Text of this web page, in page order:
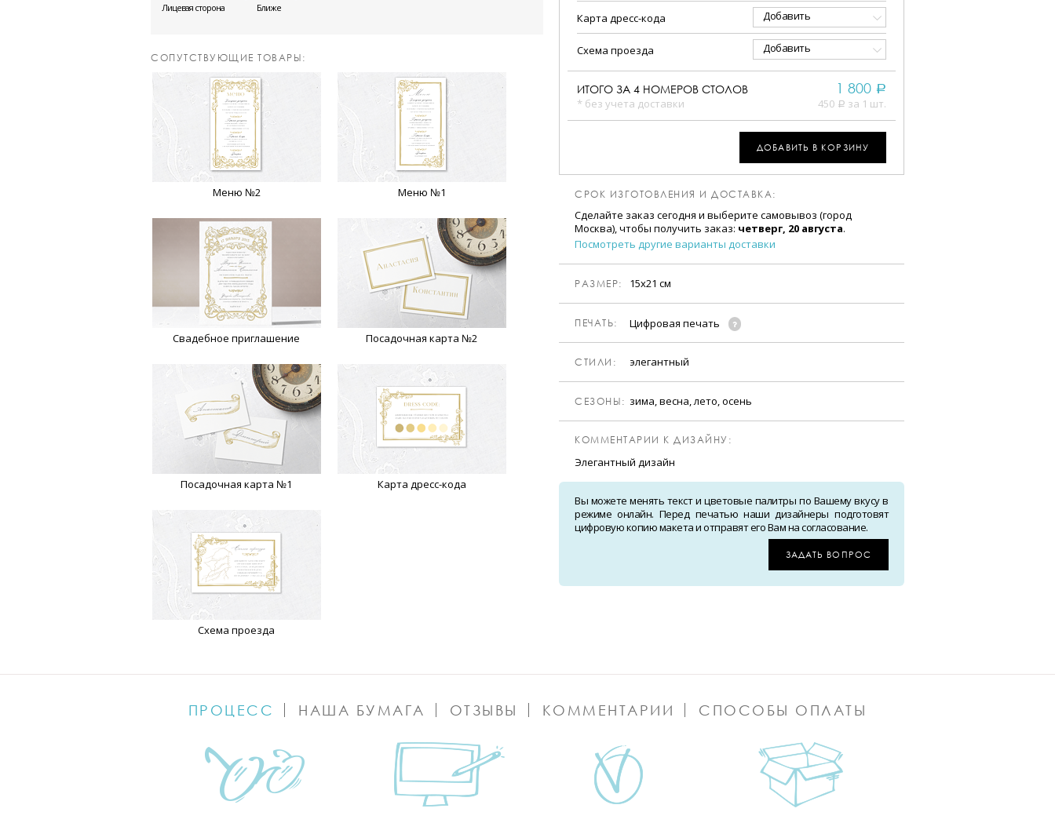
Лицевая сторона Ближе
CОПУТСТВУЮЩИЕ ТОВАРЫ:
Меню №2 Меню №1
Свадебное приглашение Посадочная карта №2
Посадочная карта №1 Карта дресс-кода
Схема проезда
Карта дресс-кода Добавить
Схема проезда Добавить
ИТОГО ЗА 4 НОМЕРОВ СТОЛОВ
* без учета доставки
1 800 a
450 a за 1 шт.
ДОБАВИТЬ В КОРЗИНУ
СРОК ИЗГОТОВЛЕНИЯ И ДОСТАВКА:
Сделайте заказ сегодня и выберите самовывоз (город
Москва), чтобы получить заказ: четверг, 20 августа.
Посмотреть другие варианты доставки
РАЗМЕР: 15х21 см
ПЕЧАТЬ: Цифровая печать
CТИЛИ: элегантный
CЕЗОНЫ: зима, весна, лето, осень
КОММЕНТАРИИ К ДИЗАЙНУ:
Элегантный дизайн
Вы можете менять текст и цветовые палитры по Вашему вкусу в
режиме онлайн. Перед печатью наши дизайнеры подготовят
цифровую копию макета и отправят его Вам на согласование.
ЗАДАТЬ ВОПРОС
ПРОЦЕСС НАША БУМАГА ОТЗЫВЫ КОММЕНТАРИИ СПОСОБЫ ОПЛАТЫ